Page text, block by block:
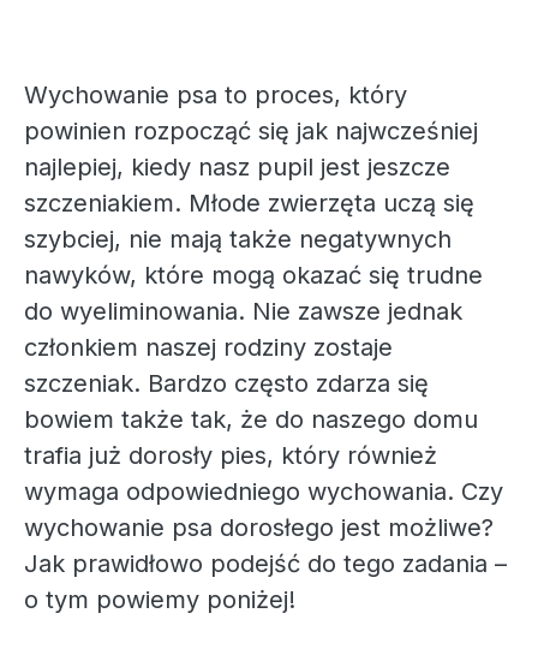
Wychowanie psa to proces, który
powinien rozpocząć się jak najwcześniej
najlepiej, kiedy nasz pupil jest jeszcze
szczeniakiem. Młode zwierzęta uczą się
szybciej, nie mają także negatywnych
nawyków, które mogą okazać się trudne
do wyeliminowania. Nie zawsze jednak
członkiem naszej rodziny zostaje
szczeniak. Bardzo często zdarza się
bowiem także tak, że do naszego domu
trafia już dorosły pies, który również
wymaga odpowiedniego wychowania. Czy
wychowanie psa dorosłego jest możliwe?
Jak prawidłowo podejść do tego zadania –
o tym powiemy poniżej!